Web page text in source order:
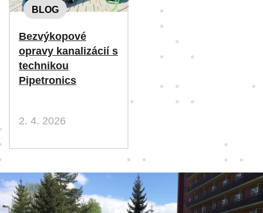
BLOG
Bezvýkopové
opravy kanalizácií s
technikou
Pipetronics
2. 4. 2026